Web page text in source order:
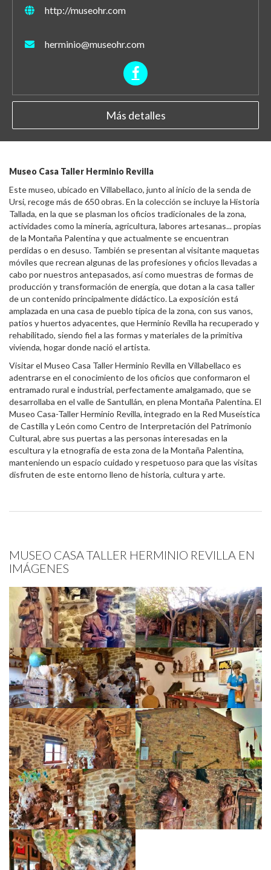
http://museohr.com
herminio@museohr.com
Más detalles
Museo Casa Taller Herminio Revilla
Este museo, ubicado en Villabellaco, junto al inicio de la senda de
Ursi, recoge más de 650 obras. En la colección se incluye la Historia
Tallada, en la que se plasman los oficios tradicionales de la zona,
actividades como la minería, agricultura, labores artesanas... propias
de la Montaña Palentina y que actualmente se encuentran
perdidas o en desuso. También se presentan al visitante maquetas
móviles que recrean algunas de las profesiones y oficios llevadas a
cabo por nuestros antepasados, así como muestras de formas de
producción y transformación de energía, que dotan a la casa taller
de un contenido principalmente didáctico. La exposición está
amplazada en una casa de pueblo típica de la zona, con sus vanos,
patios y huertos adyacentes, que Herminio Revilla ha recuperado y
rehabilitado, siendo fiel a las formas y materiales de la primitiva
vivienda, hogar donde nació el artista.
Visitar el Museo Casa Taller Herminio Revilla en Villabellaco es
adentrarse en el conocimiento de los oficios que conformaron el
entramado rural e industrial, perfectamente amalgamado, que se
desarrollaba en el valle de Santullán, en plena Montaña Palentina. El
Museo Casa-Taller Herminio Revilla, integrado en la Red Museística
de Castilla y León como Centro de Interpretación del Patrimonio
Cultural, abre sus puertas a las personas interesadas en la
escultura y la etnografía de esta zona de la Montaña Palentina,
manteniendo un espacio cuidado y respetuoso para que las visitas
disfruten de este entorno lleno de historia, cultura y arte.
MUSEO CASA TALLER HERMINIO REVILLA EN
IMÁGENES